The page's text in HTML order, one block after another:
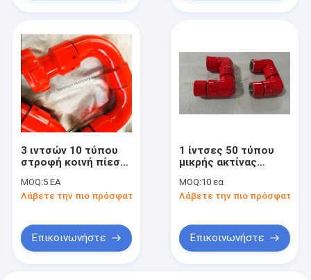
3 ιντσών 10 τύπου
στροφή κοινή πίεση
API 16C Τυπική
πλαστική διαδικασία
παρέχεται
MOQ:5 ΕΑ
Λάβετε την πιο πρόσφατη τιμή
Επικοινωνήστε
1 ίντσες 50 τύπου
μικρής ακτίνας
16C Εργασιακή πίεση
5000 PSI Για
πετρελαίων
MOQ:10 εα
Λάβετε την πιο πρόσφατη
Επικοινωνήστε